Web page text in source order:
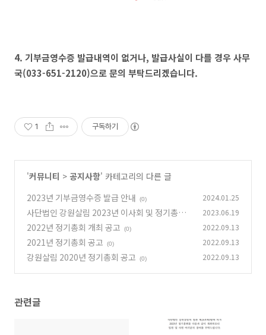
4. 기부금영수증 발급내역이 없거나, 발급사실이 다를 경우 사무
국(033-651-2120)으로 문의 부탁드리겠습니다.
1 구독하기
'커뮤니티 > 공지사항' 카테고리의 다른 글
2023년 기부금영수증 발급 안내
(0) 2024.01.25
사단법인 강원살림 2023년 이사회 및 정기총회
개최 공고
(0)
2023.06.19
2022년 정기총회 개최 공고 (0) 2022.09.13
2021년 정기총회 공고 (0) 2022.09.13
강원살림 2020년 정기총회 공고 (0) 2022.09.13
관련글